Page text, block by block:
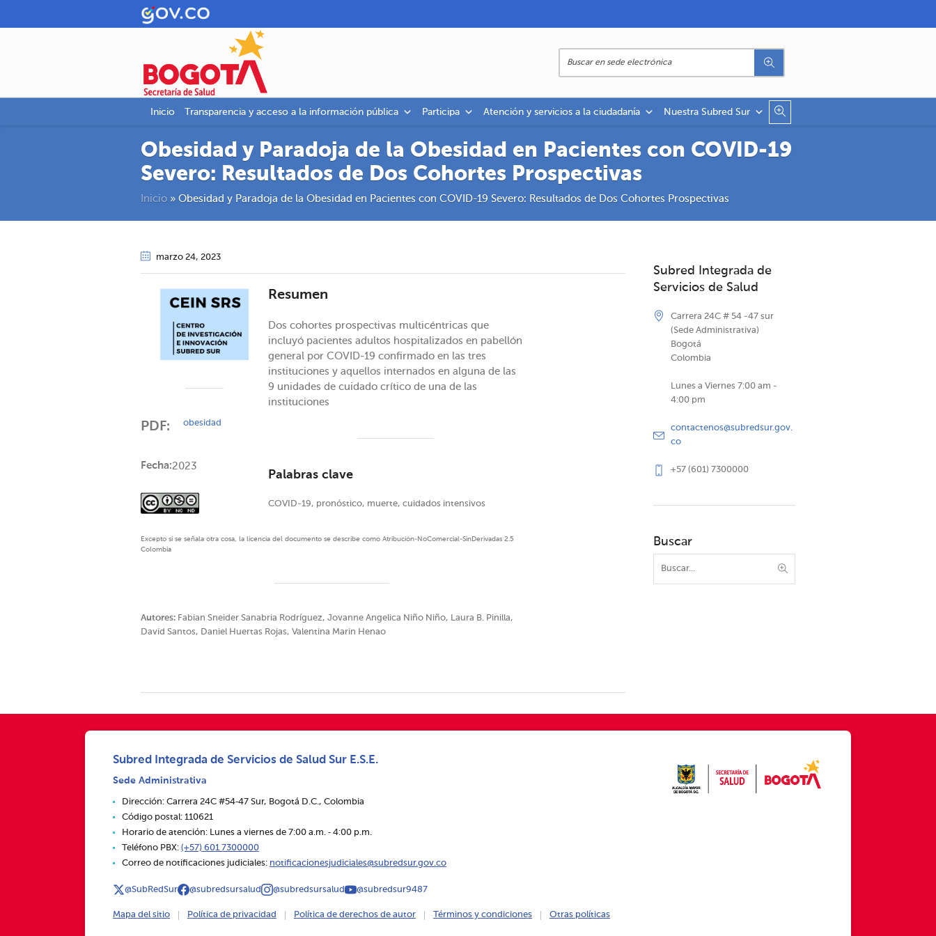
Inicio Transparencia y acceso a la información pública Participa Atención y servicios a la ciudadanía Nuestra Subred Sur
Obesidad y Paradoja de la Obesidad en Pacientes con COVID-19
Severo: Resultados de Dos Cohortes Prospectivas
Inicio » Obesidad y Paradoja de la Obesidad en Pacientes con COVID-19 Severo: Resultados de Dos Cohortes Prospectivas
marzo 24, 2023
PDF: obesidad
Fecha:2023
Resumen
Dos cohortes prospectivas multicéntricas que
incluyó pacientes adultos hospitalizados en pabellón
general por COVID-19 confirmado en las tres
instituciones y aquellos internados en alguna de las
9 unidades de cuidado crítico de una de las
instituciones
Palabras clave
COVID-19, pronóstico, muerte, cuidados intensivos
Excepto si se señala otra cosa, la licencia del documento se describe como Atribución-NoComercial-SinDerivadas 2.5
Colombia
Autores: Fabian Sneider Sanabria Rodríguez, Jovanne Angelica Niño Niño, Laura B. Pinilla,
David Santos, Daniel Huertas Rojas, Valentina Marin Henao
Subred Integrada de
Servicios de Salud
Carrera 24C # 54 -47 sur
(Sede Administrativa)
Bogotá
Colombia
Lunes a Viernes 7:00 am -
4:00 pm
contactenos@subredsur.gov.
co
+57 (601) 7300000
Buscar
Subred Integrada de Servicios de Salud Sur E.S.E.
Sede Administrativa
Dirección: Carrera 24C #54‑47 Sur, Bogotá D.C., Colombia
Código postal: 110621
Horario de atención: Lunes a viernes de 7:00 a.m. ‑ 4:00 p.m.
Teléfono PBX: (+57) 601 7300000
Correo de notificaciones judiciales: notificacionesjudiciales@subredsur.gov.co
@SubRedSur @subredsursalud @subredsursalud @subredsur9487
Mapa del sitio Política de privacidad Política de derechos de autor Términos y condiciones Otras políticas